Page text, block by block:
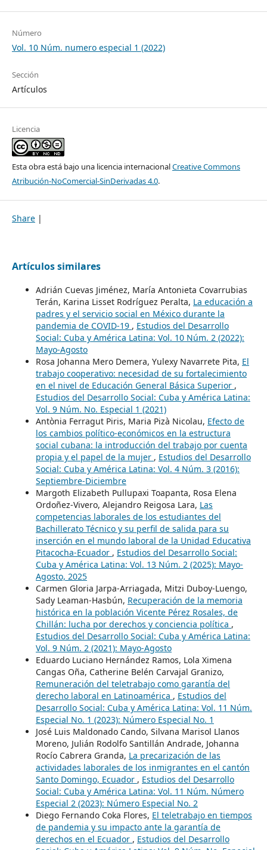
Número
Vol. 10 Núm. numero especial 1 (2022)
Sección
Artículos
Licencia
Esta obra está bajo una licencia internacionalCreative Commons
Atribución-NoComercial-SinDerivadas 4.0.
Share |
Artículos similares
Adrián Cuevas Jiménez, María Antonieta Covarrubias
Terán, Karina Lisset Rodríguez Peralta, La educación a
padres y el servicio social en México durante la
pandemia de COVID-19 , Estudios del Desarrollo
Social: Cuba y América Latina: Vol. 10 Núm. 2 (2022):
Mayo-Agosto
Rosa Johanna Mero Demera, Yulexy Navarrete Pita, El
trabajo cooperativo: necesidad de su fortalecimiento
en el nivel de Educación General Básica Superior ,
Estudios del Desarrollo Social: Cuba y América Latina:
Vol. 9 Núm. No. Especial 1 (2021)
Antònia Ferragut Piris, Maria Pizà Nicolau, Efecto de
los cambios político-económicos en la estructura
social cubana: la introducción del trabajo por cuenta
propia y el papel de la mujer , Estudios del Desarrollo
Social: Cuba y América Latina: Vol. 4 Núm. 3 (2016):
Septiembre-Diciembre
Margoth Elizabeth Pullupaxi Toapanta, Rosa Elena
Ordoñez-Vivero, Alejandro Reigosa Lara, Las
competencias laborales de los estudiantes del
Bachillerato Técnico y su perfil de salida para su
inserción en el mundo laboral de la Unidad Educativa
Pitacocha-Ecuador , Estudios del Desarrollo Social:
Cuba y América Latina: Vol. 13 Núm. 2 (2025): Mayo-
Agosto, 2025
Carmen Gloria Jarpa-Arriagada, Mitzi Duboy-Luengo,
Sady Leaman-Hasbún, Recuperación de la memoria
histórica en la población Vicente Pérez Rosales, de
Chillán: lucha por derechos y conciencia política ,
Estudios del Desarrollo Social: Cuba y América Latina:
Vol. 9 Núm. 2 (2021): Mayo-Agosto
Eduardo Luciano Hernández Ramos, Lola Ximena
Cangas Oña, Catherine Belén Carvajal Granizo,
Remuneración del teletrabajo como garantía del
derecho laboral en Latinoamérica , Estudios del
Desarrollo Social: Cuba y América Latina: Vol. 11 Núm.
Especial No. 1 (2023): Número Especial No. 1
José Luis Maldonado Cando, Silvana Marisol Llanos
Moreno, Julián Rodolfo Santillán Andrade, Johanna
Rocío Cabrera Granda, La precarización de las
actividades laborales de los inmigrantes en el cantón
Santo Domingo, Ecuador , Estudios del Desarrollo
Social: Cuba y América Latina: Vol. 11 Núm. Número
Especial 2 (2023): Número Especial No. 2
Diego Fernando Coka Flores, El teletrabajo en tiempos
de pandemia y su impacto ante la garantía de
derechos en el Ecuador , Estudios del Desarrollo